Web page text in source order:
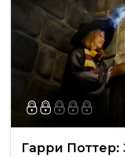
Гарри Поттер: